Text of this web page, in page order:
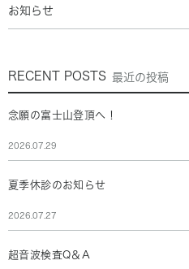
お知らせ
RECENT POSTS 最近の投稿
念願の富士山登頂へ！
2026.07.29
夏季休診のお知らせ
2026.07.27
超音波検査Q＆A